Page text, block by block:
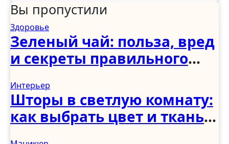
Вы пропустили
Здоровье
Зеленый чай: польза, вред
и секреты правильного
Интерьер
Шторы в светлую комнату:
как выбрать цвет и ткань